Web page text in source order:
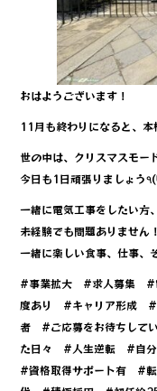
k
おはようございます！
11月も終わりになると、本
世の中は、クリスマスモー
一緒に電気工事をしたい方
未経験でも問題ありません！
一緒に楽しい食事、仕事、
#事業拡大 #求人募集 #
度あり #キャリア形成 #
者 #ご応募をお待ちし
た日々 #人生逆転 #自
#資格取得サポート有